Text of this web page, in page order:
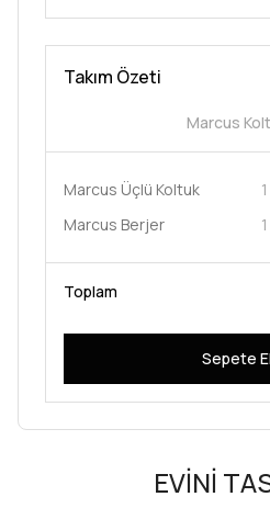
Takım Özeti
Marcus
Marcus Üçlü Koltuk
Marcus Berjer
Toplam
Sepete
EVİNİ